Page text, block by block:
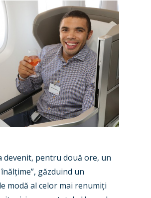
devenit, pentru două ore, un
găzduind un
modă al celor mai renumiți
New Routes
Industry
Dubai 2025
Paris 2025
Business Jets
Military